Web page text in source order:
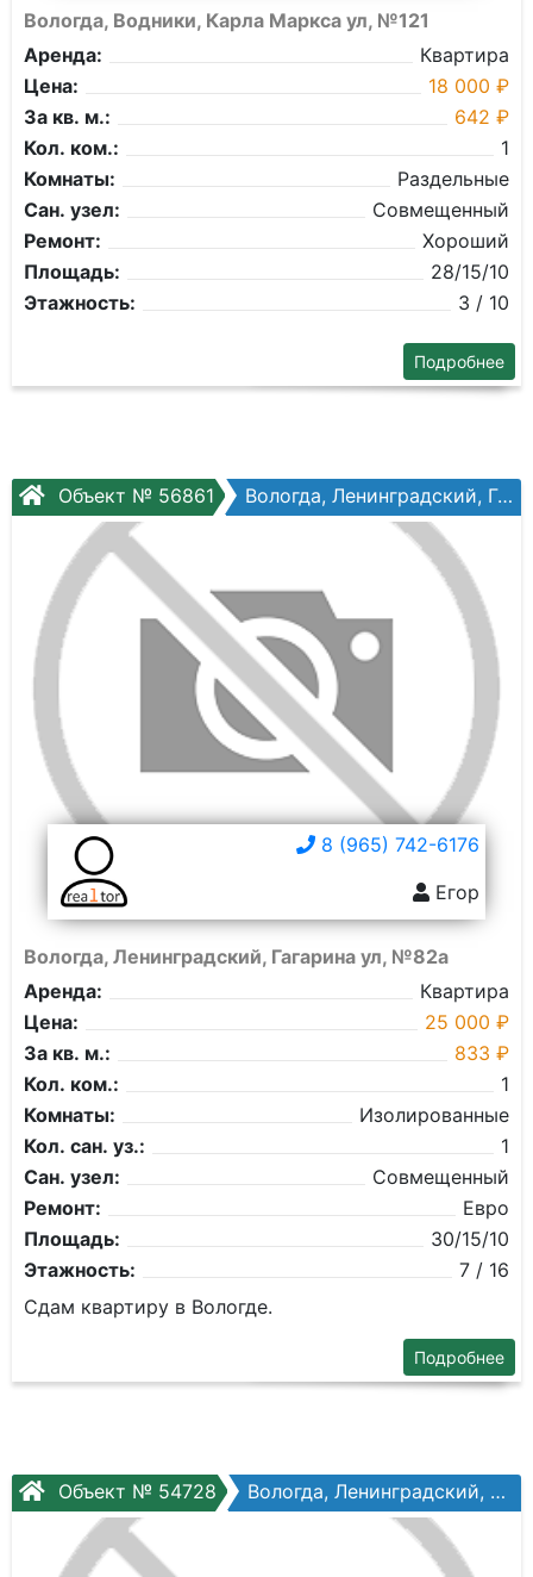
Вологда, Водники, Карла Маркса ул, №121
Аренда:
Квартира
Цена:
18 000 ₽
За кв. м.:
642 ₽
Кол. ком.:
1
Комнаты:
Раздельные
Сан. узел:
Совмещенный
Ремонт:
Хороший
Площадь:
28/15/10
Этажность:
3 / 10
Подробнее
Объект № 56861 Вологда, Ленинградский, Гагарина ул, №82а
8 (965) 742-6176
Егор
Вологда, Ленинградский, Гагарина ул, №82а
Аренда:
Квартира
Цена:
25 000 ₽
За кв. м.:
833 ₽
Кол. ком.:
1
Комнаты:
Изолированные
Кол. сан. уз.:
1
Сан. узел:
Совмещенный
Ремонт:
Евро
Площадь:
30/15/10
Этажность:
7 / 16
Сдам квартиру в Вологде.
Подробнее
Объект № 54728 Вологда, Ленинградский, Возрождения ул, №51